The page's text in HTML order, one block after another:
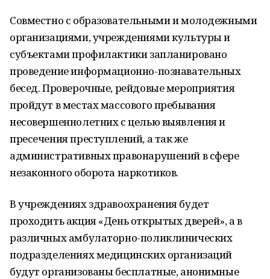
Совместно с образовательными и молодежными
организациями, учреждениями культуры и
субъектами профилактики запланировано
проведение информационно-познавательных
бесед. Проверочные, рейдовые мероприятия
пройдут в местах массового пребывания
несовершеннолетних с целью выявления и
пресечения преступлений, а так же
административных правонарушений в сфере
незаконного оборота наркотиков.
В учреждениях здравоохранения будет
проходить акция «День открытых дверей», а в
различных амбулаторно-поликлинических
подразделениях медицинских организаций
будут организованы бесплатные, анонимные